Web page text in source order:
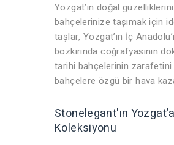
Yozgat’ın doğal güzelliklerini
bahçelerinize taşımak için
taşlar, Yozgat’ın İç
bozkırında coğrafyasının
tarihi bahçelerinin zarafetini
bahçelere özgü bir hava
Stonelegant'ın
Koleksiyonu